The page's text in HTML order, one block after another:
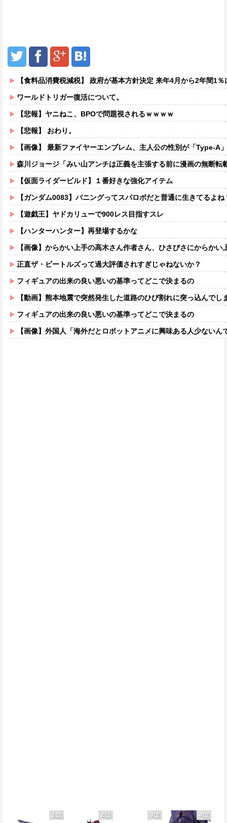
【食料品消費税減税】 政府が基本方針決定 来年4月から2年間1％
ワールドトリガー復活について。
【悲報】ヤニねこ、BPOで問題視されるｗｗｗｗ
【悲報】 おわり。
【画像】 最新ファイヤーエンブレム、主人公の性別が「Type-A」
森川ジョージ「みい山アンチは正義を主張する前に漫画の無断
【仮面ライダービルド】１番好きな強化アイテム
【ガンダム0083】バニングってスパロボだと普通に生きてるよね
【遊戯王】ヤドカリューで900レス目指すスレ
【ハンターハンター】再登場するかな
【画像】からかい上手の高木さん作者さん、ひさびさにからかい上手の高木
正直ザ・ビートルズって過大評価されすぎじゃねないか？
フィギュアの出来の良い悪いの基準ってどこで決まるの
【動画】熊本地震で突然発生した道路のひび割れに突っ込んでし
フィギュアの出来の良い悪いの基準ってどこで決まるの
【画像】外国人「海外だとロボットアニメに興味ある人少ないん
1位 2位 3位 4位